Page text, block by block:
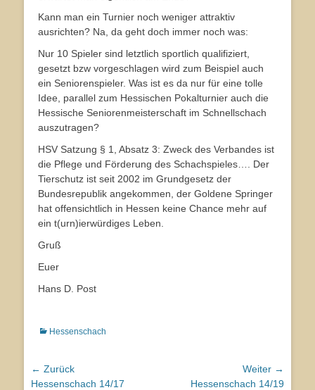
Kann man ein Turnier noch weniger attraktiv
ausrichten? Na, da geht doch immer noch was:
Nur 10 Spieler sind letztlich sportlich qualifiziert,
gesetzt bzw vorgeschlagen wird zum Beispiel auch
ein Seniorenspieler. Was ist es da nur für eine tolle
Idee, parallel zum Hessischen Pokalturnier auch die
Hessische Seniorenmeisterschaft im Schnellschach
auszutragen?
HSV Satzung § 1, Absatz 3: Zweck des Verbandes ist
die Pflege und Förderung des Schachspieles…. Der
Tierschutz ist seit 2002 im Grundgesetz der
Bundesrepublik angekommen, der Goldene Springer
hat offensichtlich in Hessen keine Chance mehr auf
ein t(urn)ierwürdiges Leben.
Gruß
Euer
Hans D. Post
Kategorien
Hessenschach
Beitragsnavigation
← Zurück
Vorhergehender
Hessenschach 14/17
Weiter →
NächsterHessenschach 14/19